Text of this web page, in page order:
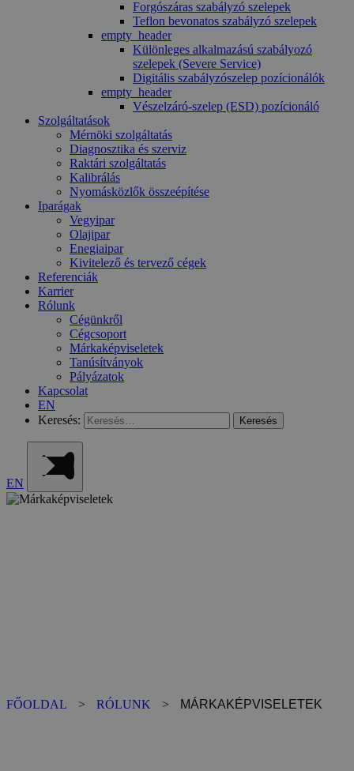
Forgószáras szabályzó szelepek
Teflon bevonatos szabályzó szelepek
empty_header
Különleges alkalmazású szabályozó
szelepek (Severe Service)
Digitális szabályzószelep pozícionálók
empty_header
Vészelzáró-szelep (ESD) pozícionáló
Szolgáltatások
Mérnöki szolgáltatás
Diagnosztika és szerviz
Raktári szolgáltatás
Kalibrálás
Nyomásközlők összeépítése
Iparágak
Vegyipar
Olajipar
Enegiaipar
Kivitelező és tervező cégek
Referenciák
Karrier
Rólunk
Cégünkről
Cégcsoport
Márkaképviseletek
Tanúsítványok
Pályázatok
Kapcsolat
EN
Keresés:
EN
FŐOLDAL > RÓLUNK > MÁRKAKÉPVISELETEK